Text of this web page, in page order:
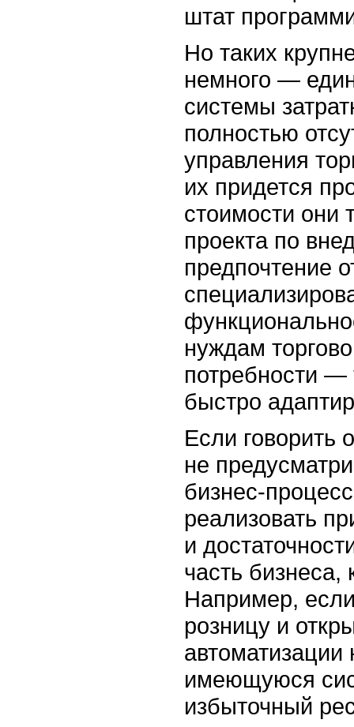
штат
Но таких
немного —
системы
полностью
управления
их придется
стоимости они
проекта по
предпочтение
нуждам
потребности —
быстро
Если говорить
не
бизнес-
реализовать
и
часть бизнеса,
Например,
розницу и
имеющуюся
избыточный